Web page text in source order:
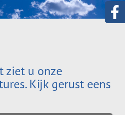
ziet u onze
Kijk gerust eens